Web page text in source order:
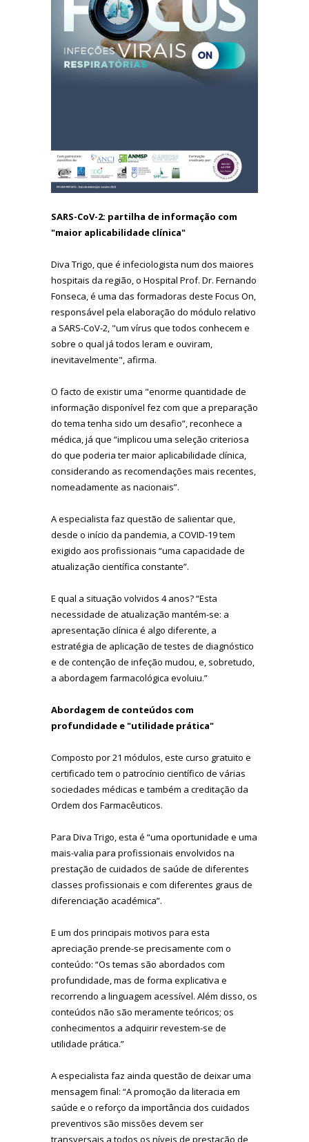
SARS-CoV-2: partilha de informação com
"maior aplicabilidade clínica"
Diva Trigo, que é infeciologista num dos maiores
hospitais da região, o Hospital Prof. Dr. Fernando
Fonseca, é uma das formadoras deste Focus On,
responsável pela elaboração do módulo relativo
a SARS-CoV-2, "um vírus que todos conhecem e
sobre o qual já todos leram e ouviram,
inevitavelmente", afirma.
O facto de existir uma "enorme quantidade de
informação disponível fez com que a preparação
do tema tenha sido um desafio”, reconhece a
médica, já que “implicou uma seleção criteriosa
do que poderia ter maior aplicabilidade clínica,
considerando as recomendações mais recentes,
nomeadamente as nacionais”.
A especialista faz questão de salientar que,
desde o início da pandemia, a COVID-19 tem
exigido aos profissionais “uma capacidade de
atualização científica constante”.
E qual a situação volvidos 4 anos? “Esta
necessidade de atualização mantém-se: a
apresentação clínica é algo diferente, a
estratégia de aplicação de testes de diagnóstico
e de contenção de infeção mudou, e, sobretudo,
a abordagem farmacológica evoluiu.”
Abordagem de conteúdos com
profundidade e "utilidade prática"
Composto por 21 módulos, este curso gratuito e
certificado tem o patrocínio científico de várias
sociedades médicas e também a creditação da
Ordem dos Farmacêuticos.
Para Diva Trigo, esta é “uma oportunidade e uma
mais-valia para profissionais envolvidos na
prestação de cuidados de saúde de diferentes
classes profissionais e com diferentes graus de
diferenciação académica”.
E um dos principais motivos para esta
apreciação prende-se precisamente com o
conteúdo: “Os temas são abordados com
profundidade, mas de forma explicativa e
recorrendo a linguagem acessível. Além disso, os
conteúdos não são meramente teóricos; os
conhecimentos a adquirir revestem-se de
utilidade prática.”
A especialista faz ainda questão de deixar uma
mensagem final: “A promoção da literacia em
saúde e o reforço da importância dos cuidados
preventivos são missões devem ser
transversais a todos os níveis de prestação de